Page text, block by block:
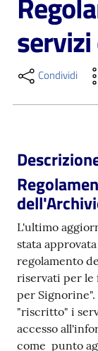
Cosa
puoi
fare
contenuti
online
Casa
Condividi
L'ultimo
stata
regolamento
riservati per le
per
"riscritto" i
accesso
come punto